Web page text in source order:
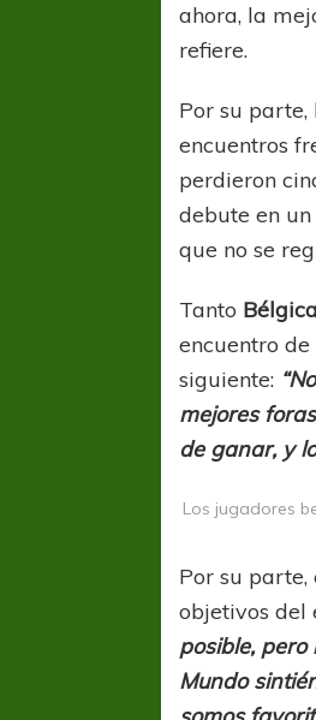
ahora, la
refiere.
Por su parte,
encuentros
perdieron
debute en
que no se
Tanto Bélgica
encuentro
siguiente:
mejores
de ganar, y
Los jugadores
Por su parte,
objetivos del
posible,
Mundo